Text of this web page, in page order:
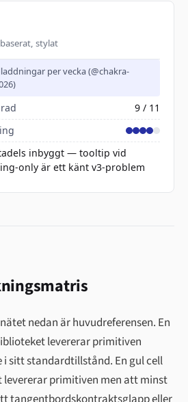
stylat
per vecka (@chakra-
9 / 11
inbyggt — tooltip vid
only är ett känt v3-problem
nedan är huvudreferensen. En
levererar primitiven
sitt standardtillstånd. En gul cell
primitiven men att minst